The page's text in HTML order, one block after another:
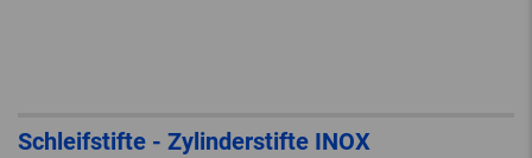
Schleifstifte - Zylinderstifte INOX